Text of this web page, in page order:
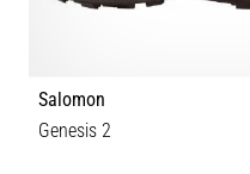
Salomon
Genesis 2